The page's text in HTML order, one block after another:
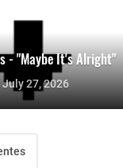
- "Maybe It's Alright"
July 27, 2026